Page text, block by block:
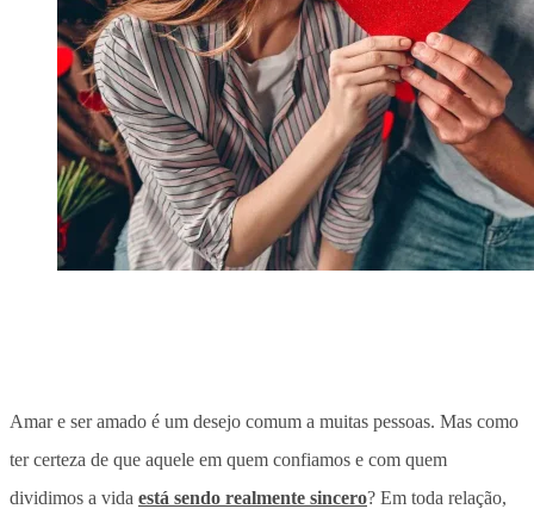
Amar e ser amado é um desejo comum a muitas pessoas. Mas como
ter certeza de que aquele em quem confiamos e com quem
dividimos a vida está sendo realmente sincero? Em toda relação,